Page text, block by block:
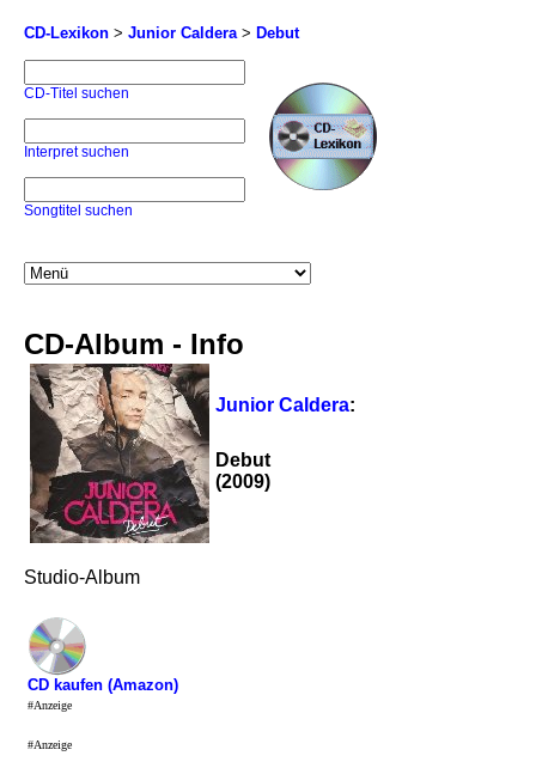
CD-Lexikon > Junior Caldera> Debut
CD-Titel suchen
Interpret suchen
Songtitel suchen
CD-Album - Info
Junior Caldera:
Debut
(2009)
Studio-Album
CD kaufen (Amazon)
#Anzeige
#Anzeige